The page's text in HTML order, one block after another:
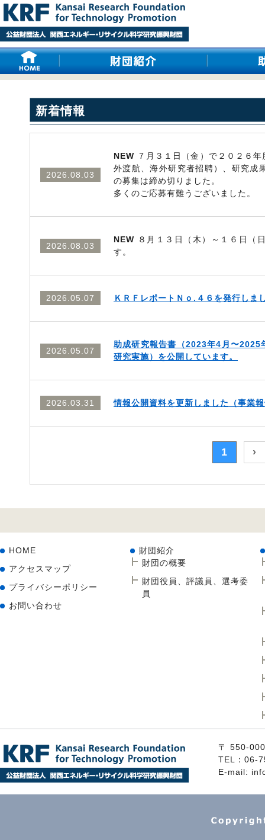
新着情報
2026.08.03
NEW ７月３１日（金）で２０２６
外渡航、海外研究者招聘）、研究成
の募集は締め切りました。
多くのご応募有難うございました。
2026.08.03
NEW ８月１３日（木）～１６日（
す。
2026.05.07 ＫＲＦレポートＮｏ.４６を発行しま
2026.05.07
助成研究報告書（2023年4月〜
研究実施）を公開しています。
2026.03.31 情報公開資料を更新しました（事業
1 ›
HOME
アクセスマップ
プライバシーポリシー
お問い合わせ
財団紹介
財団の概要
財団役員、評議員、選考委
員
〒 550-
TEL：06-
E-mail: